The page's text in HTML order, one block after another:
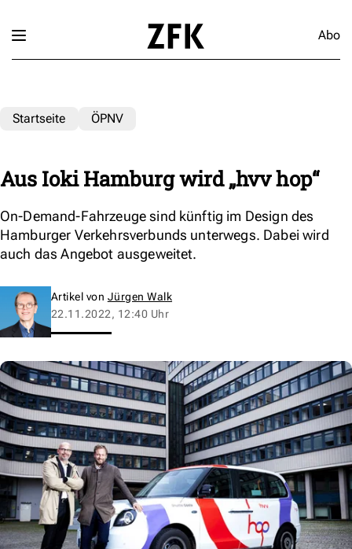
Abo
Startseite ÖPNV
Aus Ioki Hamburg wird „hvv hop“
On-Demand-Fahrzeuge sind künftig im Design des
Hamburger Verkehrsverbunds unterwegs. Dabei wird
auch das Angebot ausgeweitet.
Artikel von Jürgen Walk
22.11.2022, 12:40 Uhr